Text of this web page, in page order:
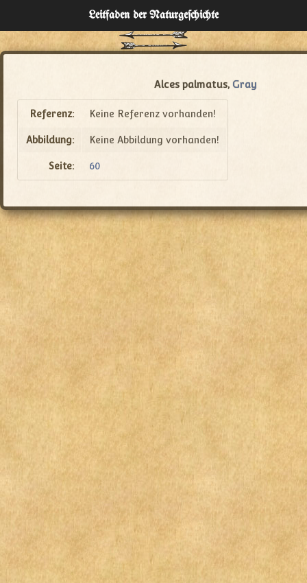
Leitfaden der Naturgeſchichte
Home
Über
Administration
Alces palmatus, Gray
Referenz: Keine Referenz vorhanden!
Abbildung: Keine Abbildung vorhanden!
Seite: 60